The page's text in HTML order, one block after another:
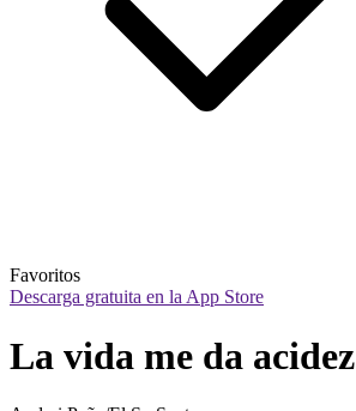
Favoritos
Descarga gratuita en la App Store
La vida me da acidez